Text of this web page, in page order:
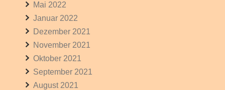
Mai 2022
Januar 2022
Dezember 2021
November 2021
Oktober 2021
September 2021
August 2021